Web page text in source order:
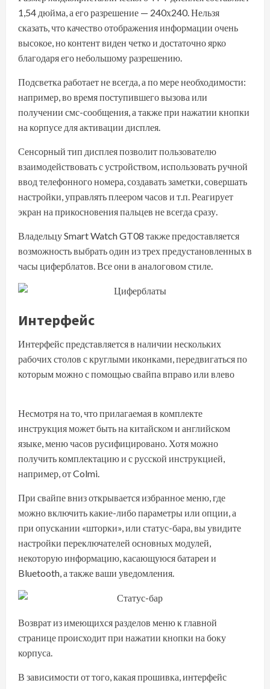
1,54 дюйма, а его разрешение — 240х240. Нельзя
сказать, что качество отображения информации очень
высокое, но контент виден четко и достаточно ярко
благодаря его небольшому разрешению.
Подсветка работает не всегда, а по мере необходимости:
например, во время поступившего вызова или
получении смс-сообщения, а также при нажатии кнопки
на корпусе для активации дисплея.
Сенсорный тип дисплея позволит пользователю
взаимодействовать с устройством, использовать ручной
ввод телефонного номера, создавать заметки, совершать
настройки, управлять плеером часов и т.п. Реагирует
экран на прикосновения пальцев не всегда сразу.
Владельцу Smart Watch GT08 также предоставляется
возможность выбрать один из трех предустановленных в
часы циферблатов. Все они в аналоговом стиле.
Интерфейс
Интерфейс представляется в наличии нескольких
рабочих столов с круглыми иконками, передвигаться по
которым можно с помощью свайпа вправо или влево
Несмотря на то, что прилагаемая в комплекте
инструкция может быть на китайском и английском
языке, меню часов русифицировано. Хотя можно
получить комплектацию и с русской инструкцией,
например, от Colmi.
При свайпе вниз открывается избранное меню, где
можно включить какие-либо параметры или опции, а
при опускании «шторки», или статус-бара, вы увидите
настройки переключателей основных модулей,
некоторую информацию, касающуюся батареи и
Bluetooth, а также ваши уведомления.
Возврат из имеющихся разделов меню к главной
странице происходит при нажатии кнопки на боку
корпуса.
В зависимости от того, какая прошивка, интерфейс